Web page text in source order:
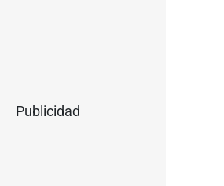
Publicidad